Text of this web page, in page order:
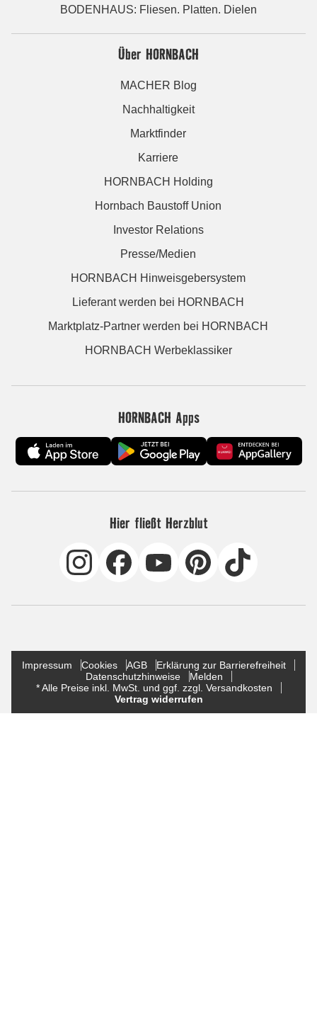
BODENHAUS: Fliesen. Platten. Dielen
Über HORNBACH
MACHER Blog
Nachhaltigkeit
Marktfinder
Karriere
HORNBACH Holding
Hornbach Baustoff Union
Investor Relations
Presse/Medien
HORNBACH Hinweisgebersystem
Lieferant werden bei HORNBACH
Marktplatz-Partner werden bei HORNBACH
HORNBACH Werbeklassiker
HORNBACH Apps
Hier fließt Herzblut
Impressum Cookies AGB
Erklärung zur Barrierefreiheit
Datenschutzhinweise
Melden
* Alle Preise inkl. MwSt. und ggf. zzgl. Versandkosten
Vertrag widerrufen